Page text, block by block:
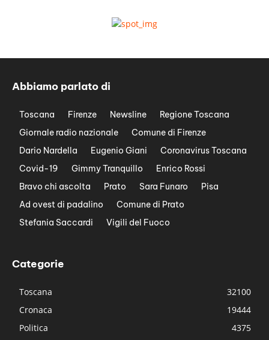
Abbiamo parlato di
Toscana Firenze Newsline
Regione Toscana
Giornale radio nazionale
Comune di Firenze
Dario Nardella
Eugenio Giani
Coronavirus Toscana
Covid-19
Gimmy Tranquillo
Enrico Rossi
Bravo chi ascolta
Prato Sara Funaro
Pisa
Ad ovest di padalino
Comune di Prato
Stefania Saccardi
Vigili del Fuoco
Categorie
Toscana
32100
Cronaca
19444
Politica
4375